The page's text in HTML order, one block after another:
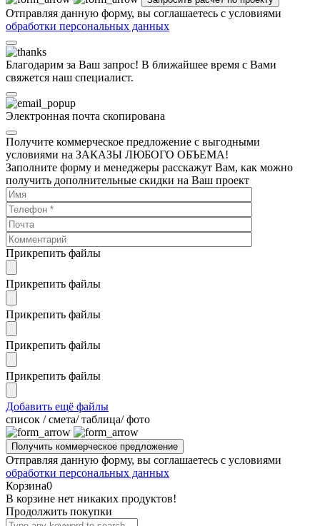
Отправляя данную форму, вы соглашаетесь с условиями
обработки персональных данных
Благодарим за Ваш запрос! В ближайшее время с Вами
свяжется наш специалист.
Электронная почта скопирована
Получите коммерческое предложение с выгодными
условиями на ЗАКАЗЫ ЛЮБОГО ОБЪЕМА!
Заполните форму и менеджеры расскажут Вам, как можно
получить дополнительные скидки на Ваш проект
Прикрепить файлы
Прикрепить файлы
Прикрепить файлы
Прикрепить файлы
Прикрепить файлы
Добавить ещё файлы
cписок / смета/ таблица/ фото
Отправляя данную форму, вы соглашаетесь с условиями
обработки персональных данных
Корзина0
В корзине нет никаких продуктов!
Продолжить покупки